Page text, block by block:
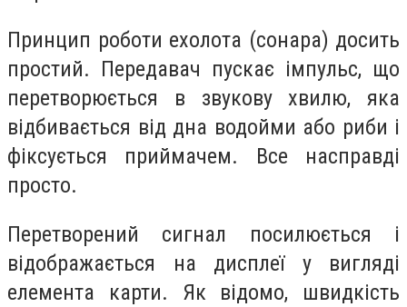
Принцип роботи ехолота (сонара) досить
простий. Передавач пускає імпульс, що
перетворюється в звукову хвилю, яка
відбивається від дна водойми або риби і
фіксується приймачем. Все насправді
просто.
Перетворений сигнал посилюється і
відображається на дисплеї у вигляді
елемента карти. Як відомо, швидкість